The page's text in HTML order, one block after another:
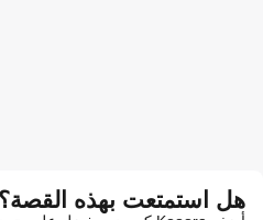
هل استمتعت بهذه القصة؟